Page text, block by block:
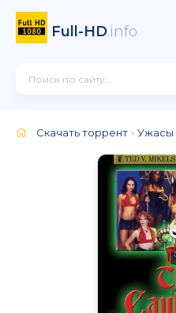
Full-HD.info
Скачать торрент »Ужасы